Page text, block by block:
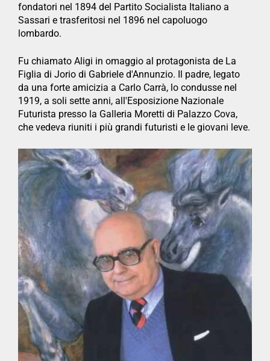
fondatori nel 1894 del Partito Socialista Italiano a
Sassari e trasferitosi nel 1896 nel capoluogo
lombardo.
Fu chiamato Aligi in omaggio al protagonista de La
Figlia di Jorio di Gabriele d'Annunzio. Il padre, legato
da una forte amicizia a Carlo Carrà, lo condusse nel
1919, a soli sette anni, all'Esposizione Nazionale
Futurista presso la Galleria Moretti di Palazzo Cova,
che vedeva riuniti i più grandi futuristi e le giovani leve.